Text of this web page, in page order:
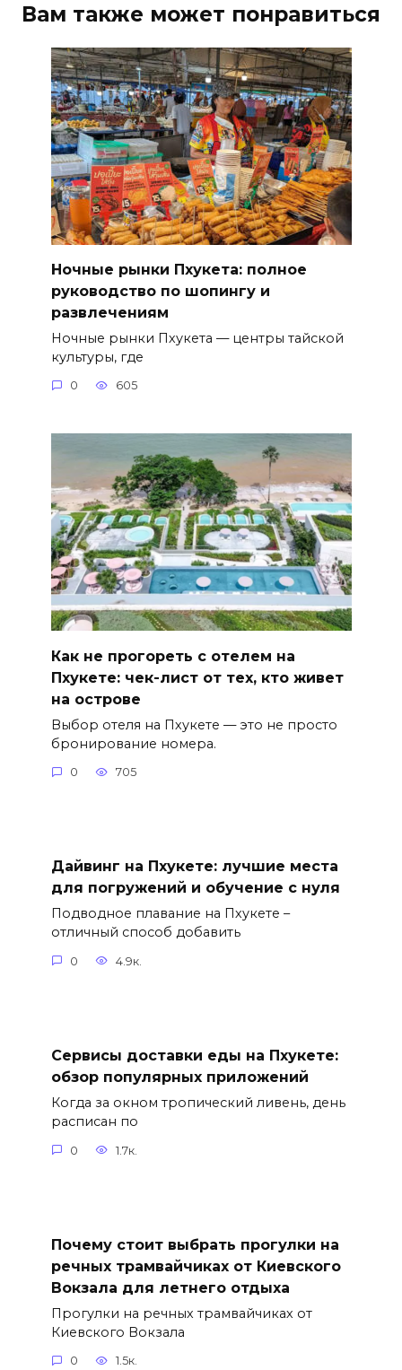
Вам также может понравиться
Ночные рынки Пхукета: полное
руководство по шопингу и
развлечениям
Ночные рынки Пхукета — центры тайской
культуры, где
0 605
Как не прогореть с отелем на
Пхукете: чек-лист от тех, кто живет
на острове
Выбор отеля на Пхукете — это не просто
бронирование номера.
0 705
Дайвинг на Пхукете: лучшие места
для погружений и обучение с нуля
Подводное плавание на Пхукете –
отличный способ добавить
0 4.9к.
Сервисы доставки еды на Пхукете:
обзор популярных приложений
Когда за окном тропический ливень, день
расписан по
0 1.7к.
Почему стоит выбрать прогулки на
речных трамвайчиках от Киевского
Вокзала для летнего отдыха
Прогулки на речных трамвайчиках от
Киевского Вокзала
0 1.5к.